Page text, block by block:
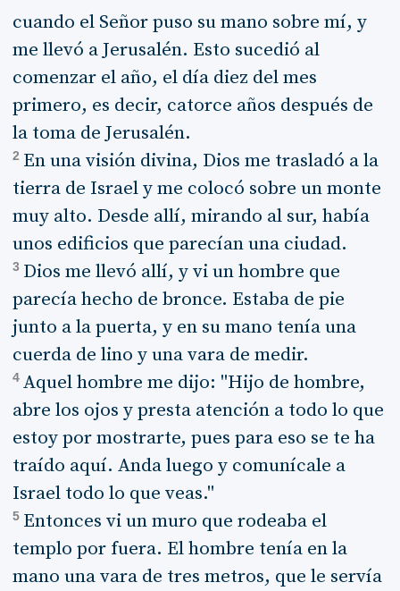
cuando el Señor puso su mano sobre mí, y
me llevó a Jerusalén. Esto sucedió al
comenzar el año, el día diez del mes
primero, es decir, catorce años después de
la toma de Jerusalén.
2 En una visión divina, Dios me trasladó a la
tierra de Israel y me colocó sobre un monte
muy alto. Desde allí, mirando al sur, había
unos edificios que parecían una ciudad.
3 Dios me llevó allí, y vi un hombre que
parecía hecho de bronce. Estaba de pie
junto a la puerta, y en su mano tenía una
cuerda de lino y una vara de medir.
4 Aquel hombre me dijo: "Hijo de hombre,
abre los ojos y presta atención a todo lo que
estoy por mostrarte, pues para eso se te ha
traído aquí. Anda luego y comunícale a
Israel todo lo que veas."
5 Entonces vi un muro que rodeaba el
templo por fuera. El hombre tenía en la
mano una vara de tres metros, que le servía